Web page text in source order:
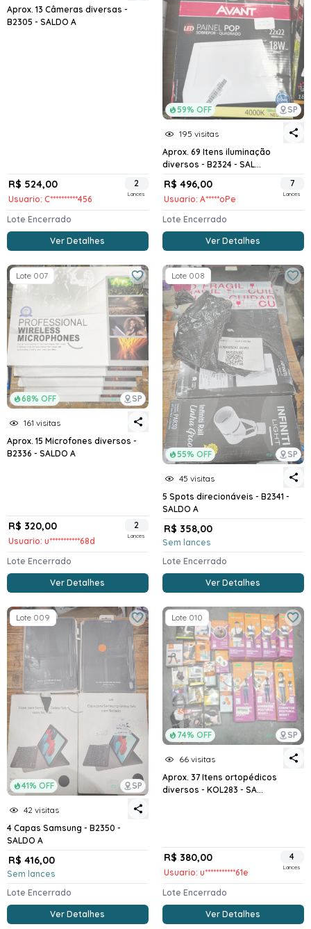
Aprox. 13 Câmeras diversas -
B2305 - SALDO A
R$ 524,00
Usuario: C**********456
2
Lances
Lote Encerrado
Ver Detalhes
59% OFF SP
195 visitas
Aprox. 69 Itens iluminação
diversos - B2324 - SAL...
R$ 496,00
Usuario: A*****oPe
7
Lances
Lote Encerrado
Ver Detalhes
68% OFF SP
Lote 007
161 visitas
Aprox. 15 Microfones diversos -
B2336 - SALDO A
R$ 320,00
Usuario: u***********68d
2
Lances
Lote Encerrado
Ver Detalhes
55% OFF SP
Lote 008
45 visitas
5 Spots direcionáveis - B2341 -
SALDO A
R$ 358,00
Sem lances
Lote Encerrado
Ver Detalhes
41% OFF SP
Lote 009
42 visitas
4 Capas Samsung - B2350 -
SALDO A
R$ 416,00
Sem lances
Lote Encerrado
Ver Detalhes
74% OFF SP
Lote 010
66 visitas
Aprox. 37 Itens ortopédicos
diversos - KOL283 - SA...
R$ 380,00
Usuario: u***********61e
4
Lances
Lote Encerrado
Ver Detalhes